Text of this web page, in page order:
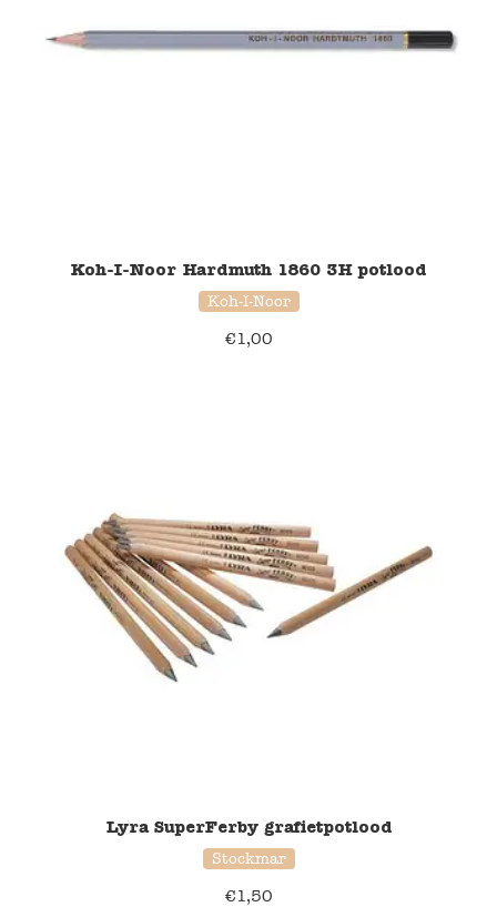
Koh-I-Noor Hardmuth 1860 3H potlood
Koh-I-Noor
€1,00
Lyra SuperFerby grafietpotlood
Stockmar
€1,50